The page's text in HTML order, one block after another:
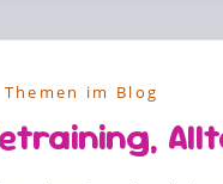
Themen im Blog